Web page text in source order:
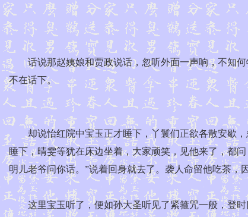
话说那赵姨娘和贾政说话，忽听外面一声响，不知何
不在话下。
却说怡红院中宝玉正才睡下，丫鬟们正欲各散安歇，
睡下，晴雯等犹在床边坐着，大家顽笑，见他来了，都
明儿老爷问你话。”说着回身就去了。袭人命留他吃茶，
这里宝玉听了，便如孙大圣听见了紧箍咒一般，登时